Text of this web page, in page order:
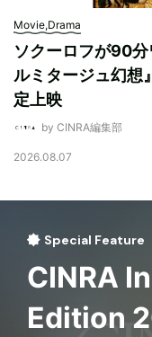
Movie,Drama
ソクーロフが90
ルミタージュ幻想
定上映
by CINRA編集部
2026.08.07
Special Feature
CINRA
Edition